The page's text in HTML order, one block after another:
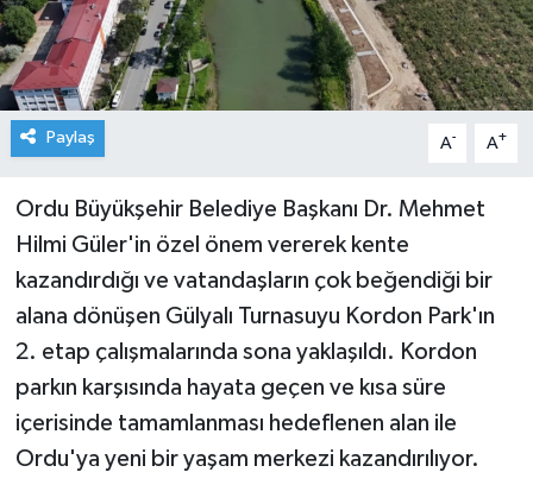
Paylaş A- A+
Ordu Büyükşehir Belediye Başkanı Dr. Mehmet
Hilmi Güler'in özel önem vererek kente
kazandırdığı ve vatandaşların çok beğendiği bir
alana dönüşen Gülyalı Turnasuyu Kordon Park'ın
2. etap çalışmalarında sona yaklaşıldı. Kordon
parkın karşısında hayata geçen ve kısa süre
içerisinde tamamlanması hedeflenen alan ile
Ordu'ya yeni bir yaşam merkezi kazandırılıyor.